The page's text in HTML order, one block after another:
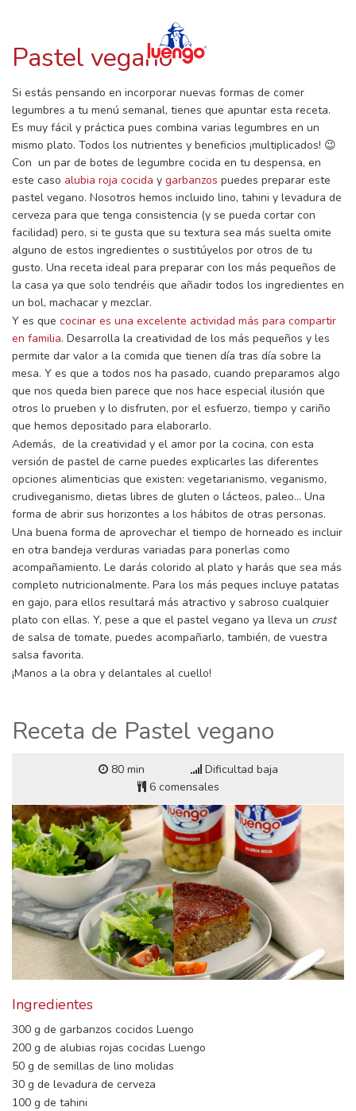
Pastel vegano
Si estás pensando en incorporar nuevas formas de comer
legumbres a tu menú semanal, tienes que apuntar esta receta.
Es muy fácil y práctica pues combina varias legumbres en un
mismo plato. Todos los nutrientes y beneficios ¡multiplicados! 😉
Con un par de botes de legumbre cocida en tu despensa, en
este caso alubia roja cocida y garbanzos puedes preparar este
pastel vegano. Nosotros hemos incluido lino, tahini y levadura de
cerveza para que tenga consistencia (y se pueda cortar con
facilidad) pero, si te gusta que su textura sea más suelta omite
alguno de estos ingredientes o sustitúyelos por otros de tu
gusto. Una receta ideal para preparar con los más pequeños de
la casa ya que solo tendréis que añadir todos los ingredientes en
un bol, machacar y mezclar.
Y es que cocinar es una excelente actividad más para compartir
en familia. Desarrolla la creatividad de los más pequeños y les
permite dar valor a la comida que tienen día tras día sobre la
mesa. Y es que a todos nos ha pasado, cuando preparamos algo
que nos queda bien parece que nos hace especial ilusión que
otros lo prueben y lo disfruten, por el esfuerzo, tiempo y cariño
que hemos depositado para elaborarlo.
Además, de la creatividad y el amor por la cocina, con esta
versión de pastel de carne puedes explicarles las diferentes
opciones alimenticias que existen: vegetarianismo, veganismo,
crudiveganismo, dietas libres de gluten o lácteos, paleo… Una
forma de abrir sus horizontes a los hábitos de otras personas.
Una buena forma de aprovechar el tiempo de horneado es incluir
en otra bandeja verduras variadas para ponerlas como
acompañamiento. Le darás colorido al plato y harás que sea más
completo nutricionalmente. Para los más peques incluye patatas
en gajo, para ellos resultará más atractivo y sabroso cualquier
plato con ellas. Y, pese a que el pastel vegano ya lleva un crust
de salsa de tomate, puedes acompañarlo, también, de vuestra
salsa favorita.
¡Manos a la obra y delantales al cuello!
Receta de Pastel vegano
80 min
Dificultad baja
6 comensales
Ingredientes
300 g de garbanzos cocidos Luengo
200 g de alubias rojas cocidas Luengo
50 g de semillas de lino molidas
30 g de levadura de cerveza
100 g de tahini